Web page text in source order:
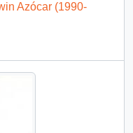
Azócar (1990-